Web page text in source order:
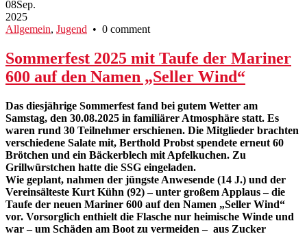
08Sep.
2025
Allgemein, Jugend • 0 comment
Sommerfest 2025 mit Taufe der Mariner
600 auf den Namen „Seller Wind“
Das diesjährige Sommerfest fand bei gutem Wetter am
Samstag, den 30.08.2025 in familiärer Atmosphäre statt. Es
waren rund 30 Teilnehmer erschienen. Die Mitglieder brachten
verschiedene Salate mit, Berthold Probst spendete erneut 60
Brötchen und ein Bäckerblech mit Apfelkuchen. Zu
Grillwürstchen hatte die SSG eingeladen.
Wie geplant, nahmen der jüngste Anwesende (14 J.) und der
Vereinsälteste Kurt Kühn (92) – unter großem Applaus – die
Taufe der neuen Mariner 600 auf den Namen „Seller Wind“
vor. Vorsorglich enthielt die Flasche nur heimische Winde und
war – um Schäden am Boot zu vermeiden – aus Zucker